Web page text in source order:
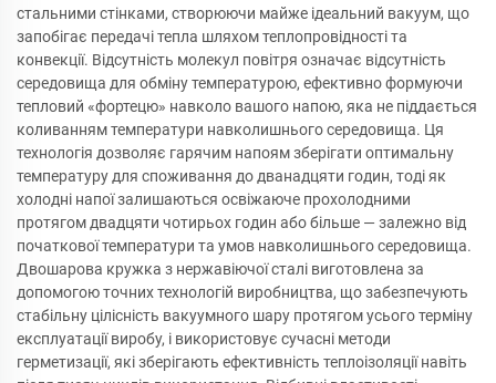
стальними стінками, створюючи майже ідеальний вакуум, що
запобігає передачі тепла шляхом теплопровідності та
конвекції. Відсутність молекул повітря означає відсутність
середовища для обміну температурою, ефективно формуючи
тепловий «фортецю» навколо вашого напою, яка не піддається
коливанням температури навколишнього середовища. Ця
технологія дозволяє гарячим напоям зберігати оптимальну
температуру для споживання до дванадцяти годин, тоді як
холодні напої залишаються освіжаюче прохолодними
протягом двадцяти чотирьох годин або більше — залежно від
початкової температури та умов навколишнього середовища.
Двошарова кружка з нержавіючої сталі виготовлена за
допомогою точних технологій виробництва, що забезпечують
стабільну цілісність вакуумного шару протягом усього терміну
експлуатації виробу, і використовує сучасні методи
герметизації, які зберігають ефективність теплоізоляції навіть